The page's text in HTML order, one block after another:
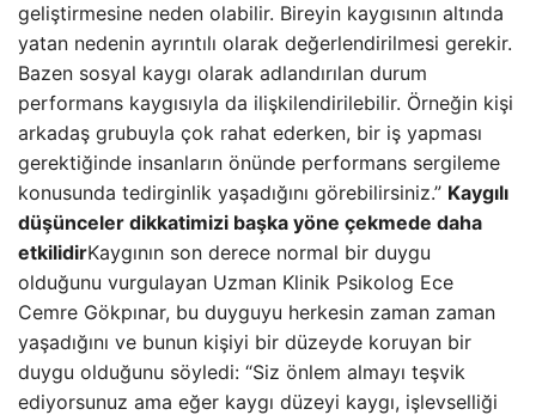
geliştirmesine neden olabilir. Bireyin kaygısının altında
yatan nedenin ayrıntılı olarak değerlendirilmesi gerekir.
Bazen sosyal kaygı olarak adlandırılan durum
performans kaygısıyla da ilişkilendirilebilir. Örneğin kişi
arkadaş grubuyla çok rahat ederken, bir iş yapması
gerektiğinde insanların önünde performans sergileme
konusunda tedirginlik yaşadığını görebilirsiniz.” Kaygılı
düşünceler dikkatimizi başka yöne çekmede daha
etkilidirKaygının son derece normal bir duygu
olduğunu vurgulayan Uzman Klinik Psikolog Ece
Cemre Gökpınar, bu duyguyu herkesin zaman zaman
yaşadığını ve bunun kişiyi bir düzeyde koruyan bir
duygu olduğunu söyledi: “Siz önlem almayı teşvik
ediyorsunuz ama eğer kaygı düzeyi kaygı, işlevselliği